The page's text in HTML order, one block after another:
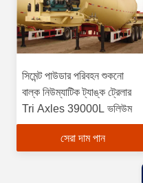
সিমেন্ট পাউডার পরিবহন শুকনো
বাল্ক নিউম্যাটিক ট্যাঙ্ক ট্রেলার
Tri Axles 39000L ভলিউম
সেরা দাম পান